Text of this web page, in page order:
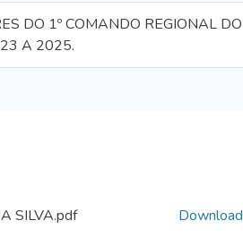
DO 1º COMANDO REGIONAL DO
A 2025.
SILVA.pdf
Download